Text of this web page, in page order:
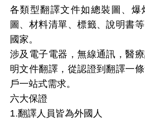
各類型翻譯文件如總裝圖、爆
圖、材料清單、標籤、說明書
國家。
涉及電子電器，無線通訊，醫
明文件翻譯，從認證到翻譯一
戶一站式需求。
六大保證
1.翻譯人員皆為外國人